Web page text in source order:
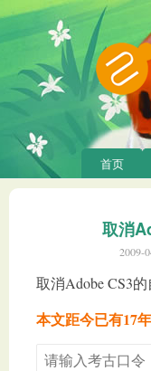
首页
取消
2009-
取消Adobe CS3的
本文距今已有17